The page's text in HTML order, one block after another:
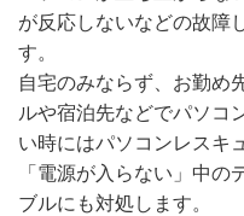
が反応しないなどの故障
す。
自宅のみならず、お勤め
ルや宿泊先などでパソコ
い時にはパソコンレスキ
「電源が入らない」中の
ブルにも対処します。